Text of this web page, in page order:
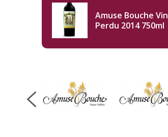
Amuse Bouche Vin
Perdu 2014 750ml